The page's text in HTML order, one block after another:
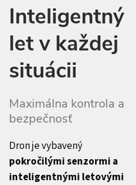
Inteligentný
let v každej
situácii
Maximálna kontrola a
bezpečnosť
Dron je vybavený
pokročilými senzormi a
inteligentnými letovými